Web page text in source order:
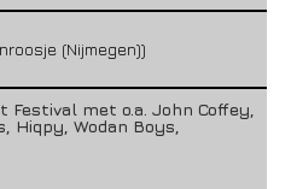
(Nijmegen))
Festival met o.a. John Coffey,
Hiqpy, Wodan Boys,